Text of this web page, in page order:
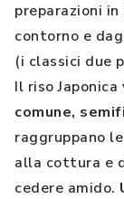
preparazioni
contorno e
(i classici due
Il riso
comune,
raggruppano
alla cottura e
cedere amido.